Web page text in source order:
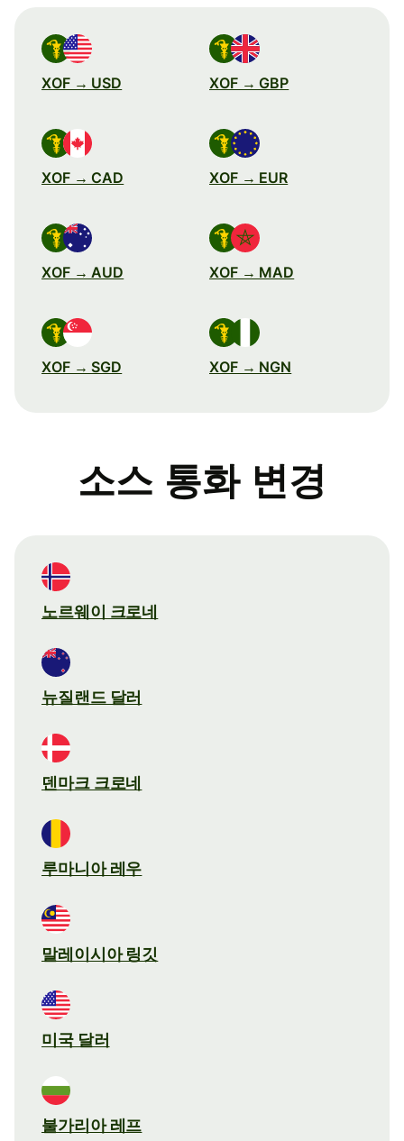
XOF → USD XOF → GBP
XOF → CAD XOF → EUR
XOF → AUD XOF → MAD
XOF → SGD XOF → NGN
소스 통화 변경
노르웨이 크로네
뉴질랜드 달러
덴마크 크로네
루마니아 레우
말레이시아 링깃
미국 달러
불가리아 레프